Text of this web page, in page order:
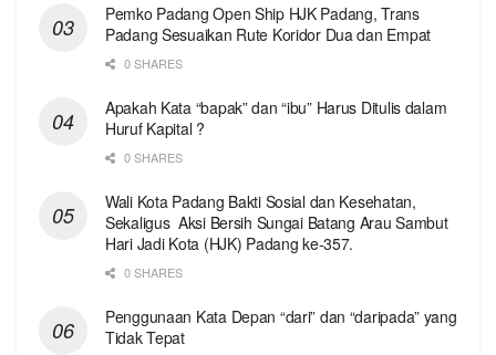
Pemko Padang Open Ship HJK Padang, Trans
Padang Sesuaikan Rute Koridor Dua dan Empat
0 SHARES
Apakah Kata “bapak” dan “ibu” Harus Ditulis dalam
Huruf Kapital ?
0 SHARES
Wali Kota Padang Bakti Sosial dan Kesehatan,
Sekaligus Aksi Bersih Sungai Batang Arau Sambut
Hari Jadi Kota (HJK) Padang ke-357.
0 SHARES
Penggunaan Kata Depan “dari” dan “daripada” yang
Tidak Tepat